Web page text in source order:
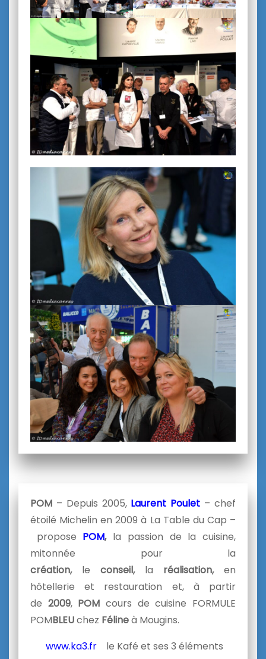
POM – Depuis 2005, Laurent Poulet – chef
étoilé Michelin en 2009 à La Table du Cap –
propose POM,la passion de la cuisine,
mitonnée pour la
création,le conseil,la réalisation,en
hôtellerie et restauration et, à partir
de 2009, POM cours de cuisine FORMULE
POMBLEUchez Félineà Mougins.
www.ka3.frle Kafé et ses 3 éléments